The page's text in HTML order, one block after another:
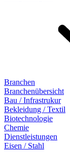
Branchen
Branchenübersicht
Bau / Infrastrukur
Bekleidung / Textil
Biotechnologie
Chemie
Dienstleistungen
Eisen / Stahl